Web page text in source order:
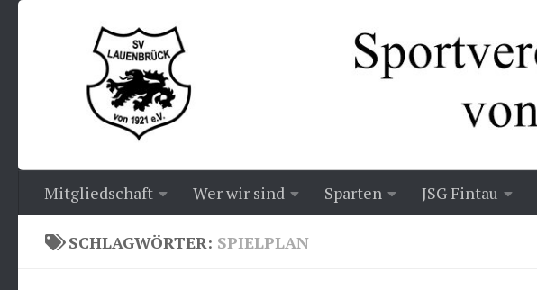
Zum Inhalt springen
Mitgliedschaft Wer wir sind Sparten JSG Fintau
SCHLAGWÖRTER: SPIELPLAN